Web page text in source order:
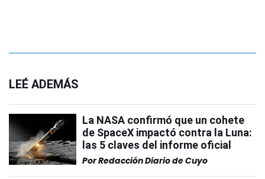
LEÉ ADEMÁS
La NASA confirmó que un cohete
de SpaceX impactó contra la Luna:
las 5 claves del informe oficial
PorRedacción Diario de Cuyo